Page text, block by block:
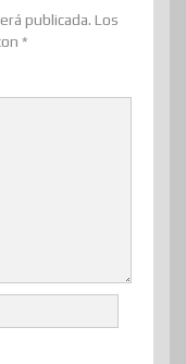
publicada. Los
*